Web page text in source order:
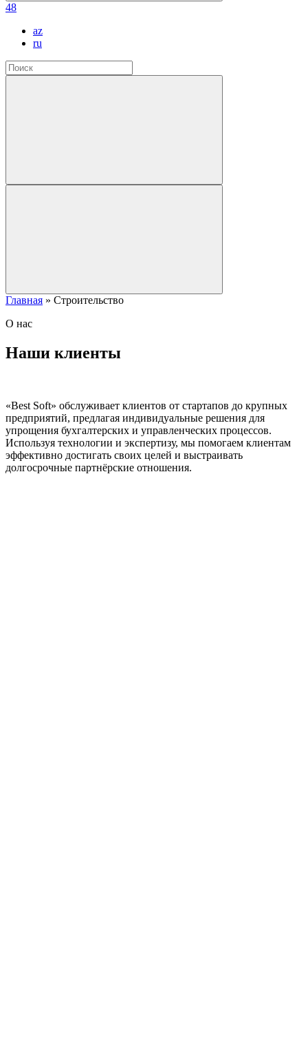
48
az
ru
Главная » Строительство
О нас
Наши клиенты
«Best Soft» обслуживает клиентов от стартапов до крупных
предприятий, предлагая индивидуальные решения для
упрощения бухгалтерских и управленческих процессов.
Используя технологии и экспертизу, мы помогаем клиентам
эффективно достигать своих целей и выстраивать
долгосрочные партнёрские отношения.